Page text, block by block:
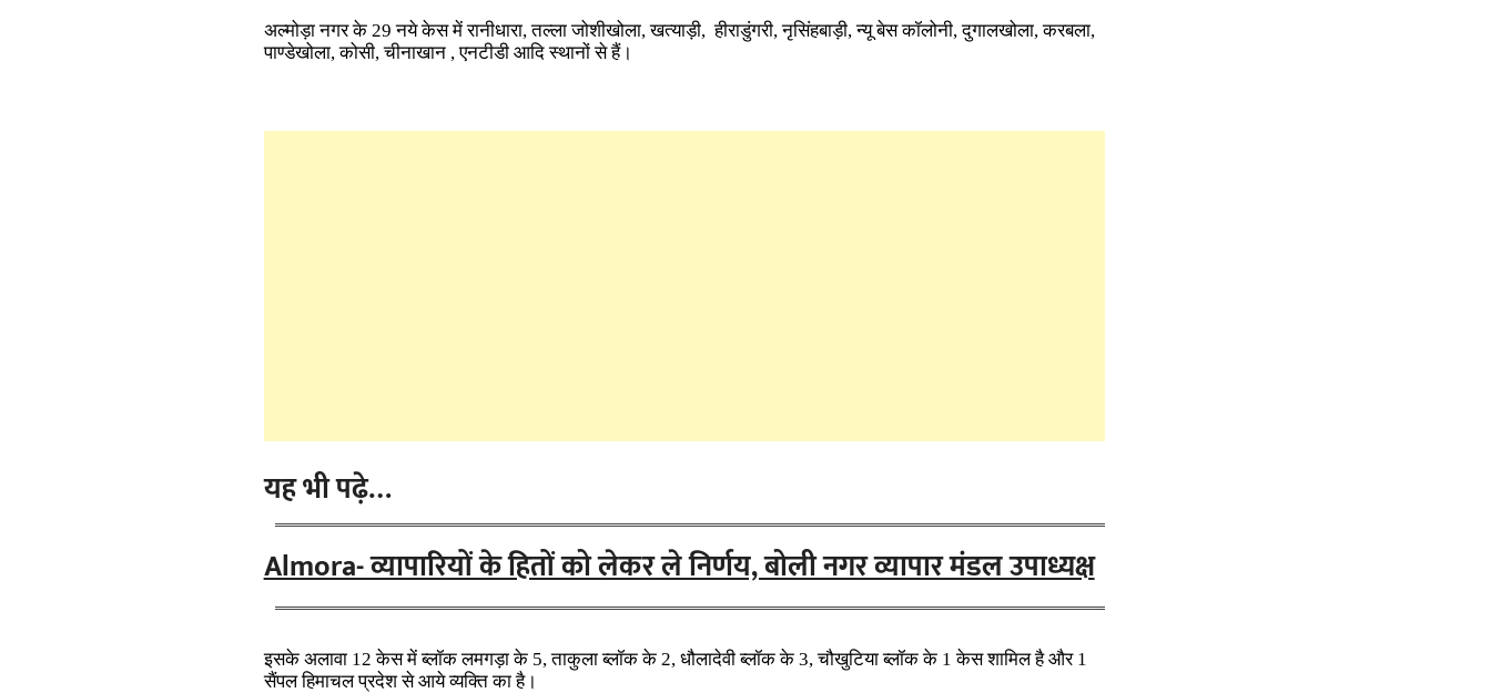
अल्मोड़ा नगर के 29 नये केस में रानीधारा, तल्ला जोशीखोला, खत्याड़ी, हीराडुंगरी, नृसिंहबाड़ी, न्यू बेस कॉलोनी, दुगालखोला, करबला,
पाण्डेखोला, कोसी, चीनाखान , एनटीडी आदि स्थानों से हैं।
यह भी पढ़े…
Almora- व्यापारियों के हितों को लेकर ले निर्णय, बोली नगर व्यापार मंडल उपाध्यक्ष
इसके अलावा 12 केस में ब्लॉक लमगड़ा के 5, ताकुला ब्लॉक के 2, धौलादेवी ब्लॉक के 3, चौखुटिया ब्लॉक के 1 केस शामिल है और 1
सैंपल हिमाचल प्रदेश से आये व्यक्ति का है।